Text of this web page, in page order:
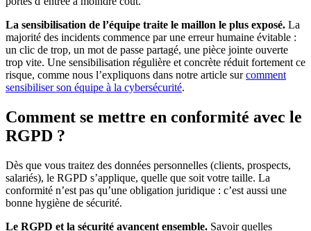
La sensibilisation de l’équipe traite le maillon le plus exposé. La
majorité des incidents commence par une erreur humaine évitable :
un clic de trop, un mot de passe partagé, une pièce jointe ouverte
trop vite. Une sensibilisation régulière et concrète réduit fortement ce
risque, comme nous l’expliquons dans notre article surcomment
sensibiliser son équipe à la cybersécurité.
Comment se mettre en conformité avec le
RGPD ?
Dès que vous traitez des données personnelles (clients, prospects,
salariés), le RGPD s’applique, quelle que soit votre taille. La
conformité n’est pas qu’une obligation juridique : c’est aussi une
bonne hygiène de sécurité.
Le RGPD et la sécurité avancent ensemble. Savoir quelles